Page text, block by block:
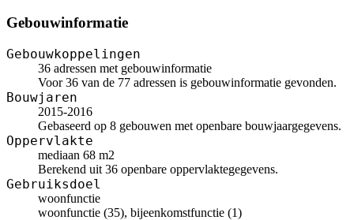
Gebouwinformatie
Gebouwkoppelingen
36 adressen met gebouwinformatie
Voor 36 van de 77 adressen is gebouwinformatie gevonden.
Bouwjaren
2015-2016
Gebaseerd op 8 gebouwen met openbare bouwjaargegevens.
Oppervlakte
mediaan 68 m2
Berekend uit 36 openbare oppervlaktegegevens.
Gebruiksdoel
woonfunctie
woonfunctie (35), bijeenkomstfunctie (1)